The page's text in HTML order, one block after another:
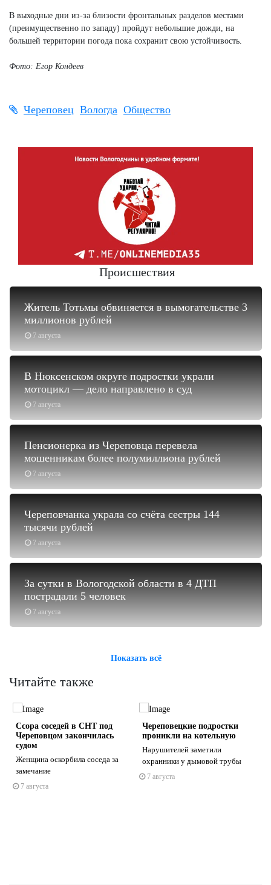
В выходные дни из-за близости фронтальных разделов местами
(преимущественно по западу) пройдут небольшие дожди, на
большей территории погода пока сохранит свою устойчивость.
Фото: Егор Кондеев
Череповец Вологда Общество
Происшествия
7 августа
Житель Тотьмы обвиняется в вымогательстве 3
миллионов рублей
7 августа
В Нюксенском округе подростки украли
мотоцикл — дело направлено в суд
7 августа
Пенсионерка из Череповца перевела
мошенникам более полумиллиона рублей
7 августа
Череповчанка украла со счёта сестры 144
тысячи рублей
7 августа
За сутки в Вологодской области в 4 ДТП
пострадали 5 человек
Показать всё
Читайте также
Ссора соседей в СНТ под
Череповцом закончилась
судом
Женщина оскорбила соседа за
замечание
7 августа
Череповецкие подростки
проникли на котельную
Нарушителей заметили
охранники у дымовой трубы
7 августа